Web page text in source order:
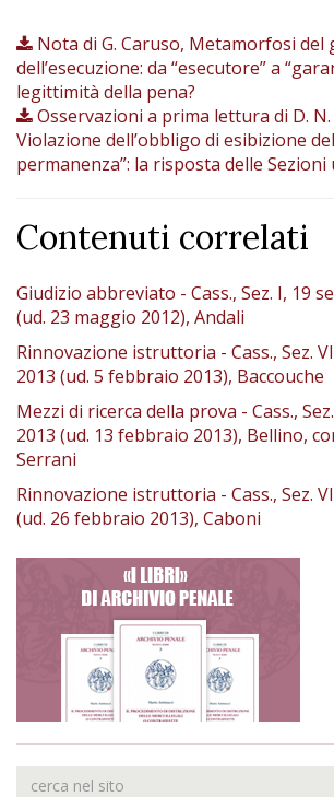
Nota di G. Caruso, Metamorfosi del
dell’esecuzione: da “esecutore” a
legittimità della pena?
Osservazioni a prima lettura di D. N.
Violazione dell’obbligo di esibizione
permanenza”: la risposta delle Sezioni
Contenuti correlati
Giudizio abbreviato - Cass., Sez. I, 19
(ud. 23 maggio 2012), Andali
Rinnovazione istruttoria - Cass., Sez.
2013 (ud. 5 febbraio 2013), Baccouche
Mezzi di ricerca della prova - Cass.,
2013 (ud. 13 febbraio 2013), Bellino,
Serrani
Rinnovazione istruttoria - Cass., Sez.
(ud. 26 febbraio 2013), Caboni